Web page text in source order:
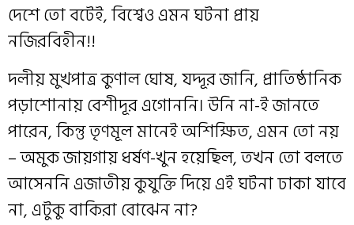
দেশে তো বটেই, বিশ্বেও এমন ঘটনা প্রায়
নজিরবিহীন!!
দলীয় মুখপাত্র কুণাল ঘোষ, যদ্দূর জানি, প্রাতিষ্ঠানিক
পড়াশোনায় বেশীদূর এগোননি। উনি না-ই জানতে
পারেন, কিন্তু তৃণমূল মানেই অশিক্ষিত, এমন তো নয়
– অমুক জায়গায় ধর্ষণ-খুন হয়েছিল, তখন তো বলতে
আসেননি এজাতীয় কুযুক্তি দিয়ে এই ঘটনা ঢাকা যাবে
না, এটুকু বাকিরা বোঝেন না?